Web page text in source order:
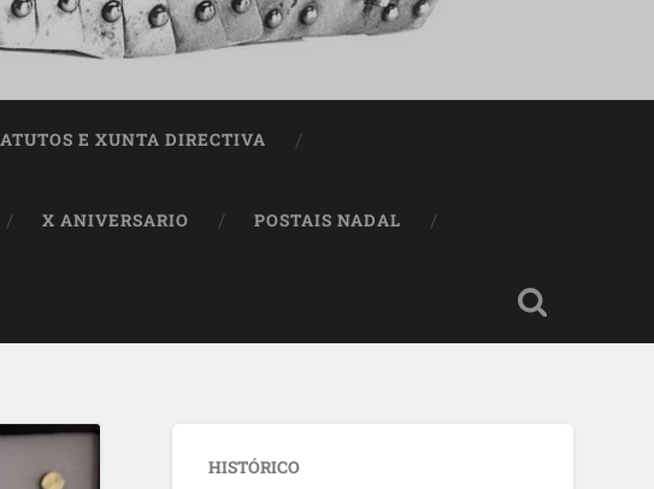
E XUNTA DIRECTIVA
X ANIVERSARIO POSTAIS NADAL
HISTÓRICO